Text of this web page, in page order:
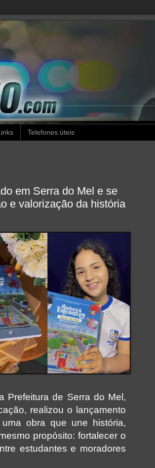
Telefones úteis
em Serra do Mel e se
e valorização da história
Prefeitura de Serra do Mel,
realizou o lançamento
obra que une história,
propósito: fortalecer o
estudantes e moradores